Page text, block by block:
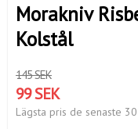
Morakniv
Kolstål
145 SEK
99 SEK
Lägsta pris de senaste